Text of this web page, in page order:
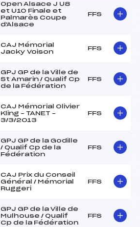
Open Alsace J U8
et U10 Finale et
Palmarès Coupe
d'Alsace
FFS
CAJ Mémorial
Jacky Voison
FFS
GPJ GP de la Ville de
St Amarin / Qualif Cp
de la Fédération
FFS
CAJ Mémorial Olivier
Kling – TANET –
3/3/2013
FFS
GPJ GP de la Godille
/ Qualif Cp de la
Fédération
FFS
CAJ Prix du Conseil
Général / Mémorial
Ruggeri
FFS
GPJ GP de la Ville de
Mulhouse / Qualif
Cp de la Fédération
FFS